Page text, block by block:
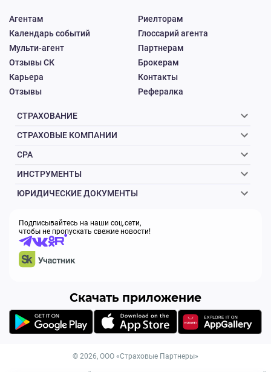
Агентам
Риелторам
Календарь событий
Глоссарий агента
Мульти-агент
Партнерам
Отзывы СК
Брокерам
Карьера
Контакты
Отзывы
Рефералка
СТРАХОВАНИЕ
СТРАХОВЫЕ КОМПАНИИ
CPA
ИНСТРУМЕНТЫ
ЮРИДИЧЕСКИЕ ДОКУМЕНТЫ
Подписывайтесь на наши соц.сети,
чтобы не пропускать свежие новости!
Скачать приложение
© 2026, ООО «Страховые Партнеры»